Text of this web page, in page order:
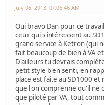
July 06, 2013, 07:06:46 AM
Oui bravo Dan pour ce
ceux qui s'intéressent au
grand service à Ketron (qui
fait beaucoup de bien à VA
D'ailleurs tu devrais
petit style bien senti, en
place est faite au SD1000
que l'on comprenne qu'il ne
que piloté par VA, tout